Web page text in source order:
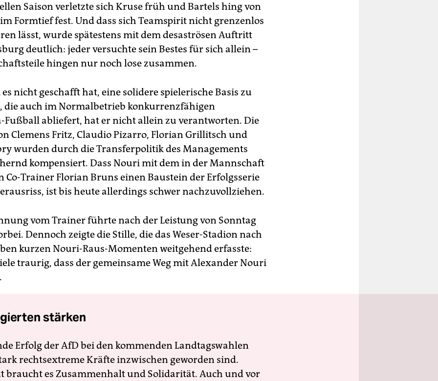
Saison verletzte sich Kruse früh und Bartels hing von
Formtief fest. Und dass sich Teamspirit nicht grenzenlos
lässt, wurde spätestens mit dem desaströsen Auftritt
deutlich: jeder versuchte sein Bestes für sich allein –
hingen nur noch lose zusammen.
nicht geschafft hat, eine solidere spielerische Basis zu
die auch im Normalbetrieb konkurrenzfähigen
Fußball abliefert, hat er nicht allein zu verantworten. Die
Clemens Fritz, Claudio Pizarro, Florian Grillitsch und
wurden durch die Transferpolitik des Managements
kompensiert. Dass Nouri mit dem in der Mannschaft
Co-Trainer Florian Bruns einen Baustein der Erfolgsserie
ist bis heute allerdings schwer nachzuvollziehen.
vom Trainer führte nach der Leistung von Sonntag
Dennoch zeigte die Stille, die das Weser-Stadion nach
kurzen Nouri-Raus-Momenten weitgehend erfasste:
traurig, dass der gemeinsame Weg mit Alexander Nouri
stärken
Erfolg der AfD bei den kommenden Landtagswahlen
rechtsextreme Kräfte inzwischen geworden sind.
braucht es Zusammenhalt und Solidarität. Auch und vor